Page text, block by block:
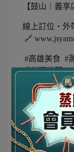
【鼓山｜義享
線上訂位・外
🔗
#高雄美食 #
式料理推薦
#限定優惠